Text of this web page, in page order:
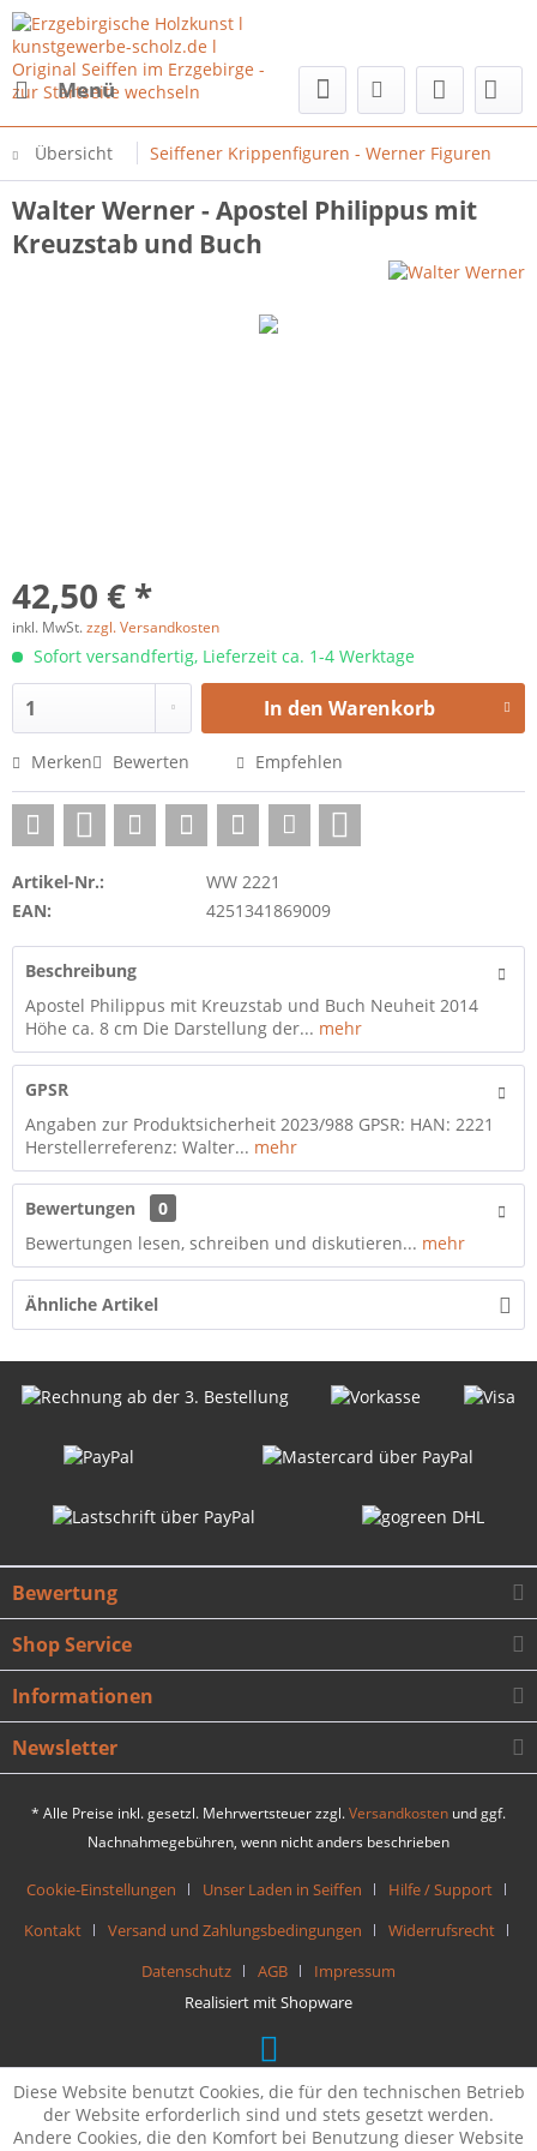
Menü
Übersicht Seiffener Krippenfiguren - Werner Figuren
Walter Werner - Apostel Philippus mit
Kreuzstab und Buch
42,50 € *
inkl. MwSt.zzgl. Versandkosten
Sofort versandfertig, Lieferzeit ca. 1-4 Werktage
In den Warenkorb
Merken Bewerten Empfehlen
Artikel-Nr.:
WW 2221
EAN:
4251341869009
Beschreibung
Apostel Philippus mit Kreuzstab und Buch Neuheit 2014
Höhe ca. 8 cm Die Darstellung der... mehr
GPSR
Angaben zur Produktsicherheit 2023/988 GPSR: HAN: 2221
Herstellerreferenz: Walter... mehr
Bewertungen
0
Bewertungen lesen, schreiben und diskutieren... mehr
Ähnliche Artikel
Bewertung
Shop Service
Informationen
Newsletter
* Alle Preise inkl. gesetzl. Mehrwertsteuer zzgl.Versandkosten und ggf.
Nachnahmegebühren, wenn nicht anders beschrieben
Cookie-Einstellungen Unser Laden in Seiffen
Hilfe / Support
Kontakt
Versand und Zahlungsbedingungen
Widerrufsrecht
Datenschutz
AGB
Impressum
Realisiert mit Shopware
Diese Website benutzt Cookies, die für den technischen Betrieb
der Website erforderlich sind und stets gesetzt werden.
Andere Cookies, die den Komfort bei Benutzung dieser Website